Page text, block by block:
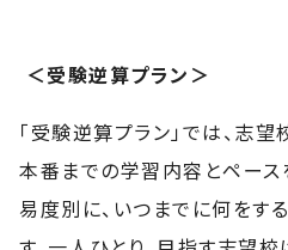
＜受験逆算プラン＞
「受験逆算プラン」では、志
本番までの学習内容とペース
易度別に、いつまでに何をす